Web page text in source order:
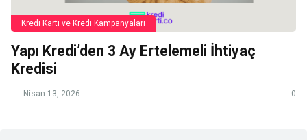
Kredi Kartı ve Kredi Kampanyaları
Yapı Kredi’den 3 Ay Ertelemeli İhtiyaç
Kredisi
Nisan 13, 2026 0